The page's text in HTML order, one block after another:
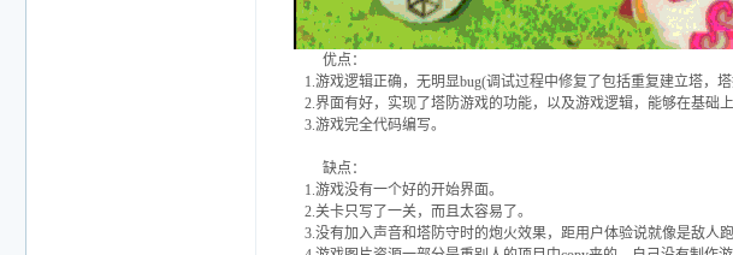
优点：
1.游戏逻辑正确，无明显bug(调试过程中修复了包括重复建立塔，
2.界面有好，实现了塔防游戏的功能，以及游戏逻辑，能够在基础上
3.游戏完全代码编写。
缺点：
1.游戏没有一个好的开始界面。
2.关卡只写了一关，而且太容易了。
3.没有加入声音和塔防守时的炮火效果，距用户体验说就像是敌人